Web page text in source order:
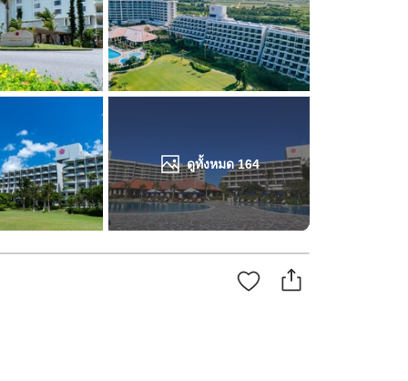
ดูทั้งหมด164